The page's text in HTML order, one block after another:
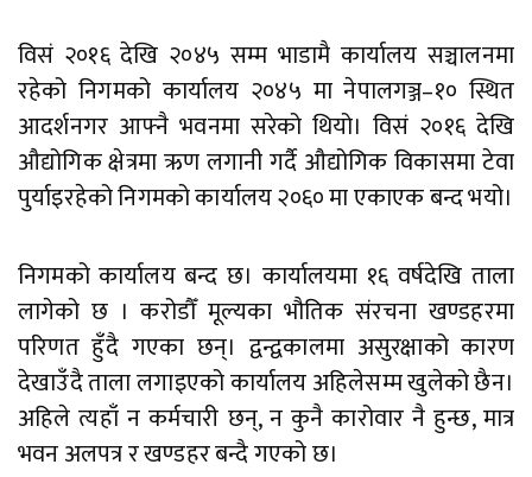
विसं २०१६ देखि २०४५ सम्म भाडामै कार्यालय सञ्चालनमा
रहेको निगमको कार्यालय २०४५ मा नेपालगञ्ज–१० स्थित
आदर्शनगर आफ्नै भवनमा सरेको थियो। विसं २०१६ देखि
औद्योगिक क्षेत्रमा ऋण लगानी गर्दै औद्योगिक विकासमा टेवा
पुर्याइरहेको निगमको कार्यालय २०६० मा एकाएक बन्द भयो।
निगमको कार्यालय बन्द छ। कार्यालयमा १६ वर्षदेखि ताला
लागेको छ । करोडौँ मूल्यका भौतिक संरचना खण्डहरमा
परिणत हुँदै गएका छन्। द्वन्द्वकालमा असुरक्षाको कारण
देखाउँदै ताला लगाइएको कार्यालय अहिलेसम्म खुलेको छैन।
अहिले त्यहाँ न कर्मचारी छन्, न कुनै कारोवार नै हुन्छ, मात्र
भवन अलपत्र र खण्डहर बन्दै गएको छ।